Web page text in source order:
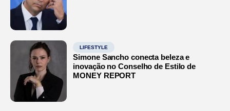
LIFESTYLE
Simone Sancho conecta beleza e
inovação no Conselho de Estilo de
MONEY REPORT